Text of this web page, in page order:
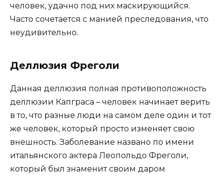
человек, удачно под них маскирующийся.
Часто сочетается с манией преследования, что
неудивительно.
Деллюзия Фреголи
Данная деллюзия полная противоположность
деллюзии Капграса – человек начинает верить
в то, что разные люди на самом деле один и тот
же человек, который просто изменяет свою
внешность. Заболевание названо по имени
итальянского актера Леопольдо Фреголи,
который был знаменит своим даром